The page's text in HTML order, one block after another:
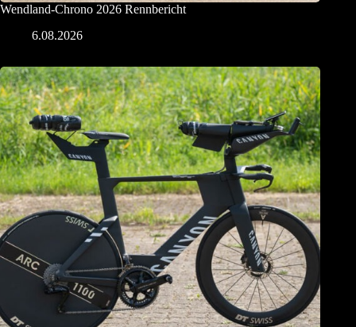
Wendland-Chrono 2026 Rennbericht
6.08.2026